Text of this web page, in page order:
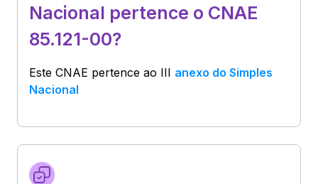
Nacional pertence o CNAE
85.121-00?
Este CNAE pertence ao III anexo do Simples
Nacional